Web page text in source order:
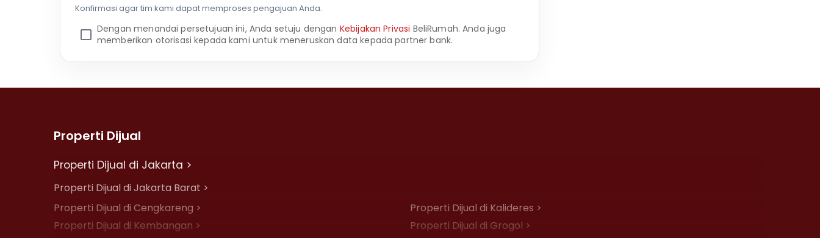
Konfirmasi agar tim kami dapat memproses pengajuan Anda.
Dengan menandai persetujuan ini, Anda setuju dengan Kebijakan Privasi BeliRumah. Anda juga
memberikan otorisasi kepada kami untuk meneruskan data kepada partner bank.
Properti Dijual
Properti Dijual di Jakarta >
Properti Dijual di Jakarta Barat >
Properti Dijual di Cengkareng >
Properti Dijual di Kalideres >
Properti Dijual di Kembangan >
Properti Dijual di Grogol >